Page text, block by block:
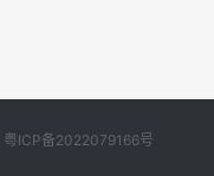
粤ICP备2022079166号